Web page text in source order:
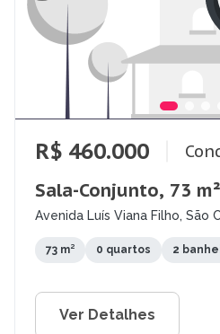
R$ 460.000
Sala-Conjunto, 73 m²
Avenida Luís Viana Filho, São
73 m² 0 quartos 2
Ver Detalhes